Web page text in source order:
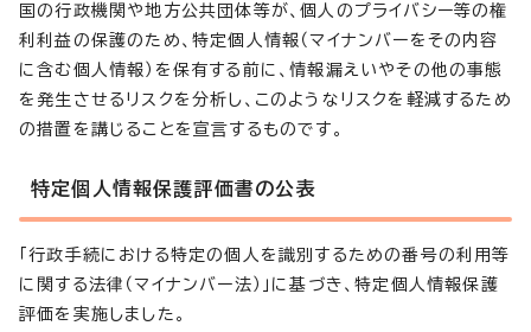
国の行政機関や地方公共団体等が、個人のプライバシー等の権
利利益の保護のため、特定個人情報（マイナンバーをその内容
に含む個人情報）を保有する前に、情報漏えいやその他の事態
を発生させるリスクを分析し、このようなリスクを軽減するため
の措置を講じることを宣言するものです。
特定個人情報保護評価書の公表
「行政手続における特定の個人を識別するための番号の利用等
に関する法律（マイナンバー法）」に基づき、特定個人情報保護
評価を実施しました。